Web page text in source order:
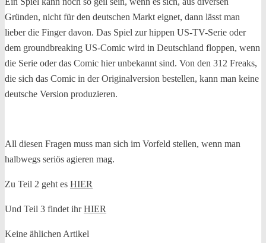
Gründen, nicht für den deutschen Markt eignet, dann lässt man
lieber die Finger davon. Das Spiel zur hippen US-TV-Serie oder
dem groundbreaking US-Comic wird in Deutschland floppen, wenn
die Serie oder das Comic hier unbekannt sind. Von den 312 Freaks,
die sich das Comic in der Originalversion bestellen, kann man keine
deutsche Version produzieren.
All diesen Fragen muss man sich im Vorfeld stellen, wenn man
halbwegs seriös agieren mag.
Zu Teil 2 geht es HIER
Und Teil 3 findet ihrHIER
Keine ählichen Artikel